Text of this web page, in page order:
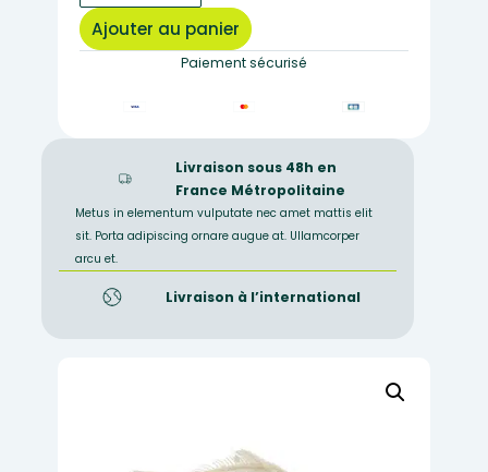
MA917
– Ajouter au panier
Paiement sécurisé
Livraison sous 48h en
France Métropolitaine
Metus in elementum vulputate nec amet mattis elit
sit. Porta adipiscing ornare augue at. Ullamcorper
arcu et.
Livraison à l’international